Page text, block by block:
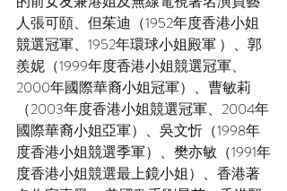
人張可頤、但茱迪（1952年度香港小姐
競選冠軍、1952年環球小姐殿軍 ）、郭
羨妮（1999年度香港小姐競選冠軍、
2000年國際華裔小姐冠軍）、曹敏莉
（2003年度香港小姐競選冠軍、2004年
國際華裔小姐亞軍）、吳文忻（1998年
度香港小姐競選季軍）、樊亦敏（1991年
度香港小姐競選最上鏡小姐）、香港著